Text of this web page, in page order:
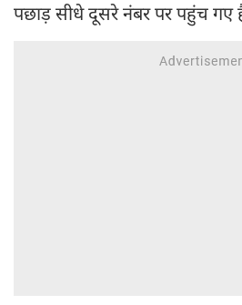
पछाड़ सीधे दूसरे नंबर पर पहुंच गए